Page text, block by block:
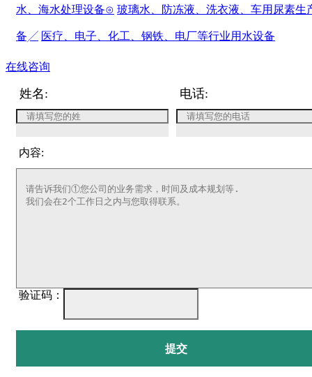
水、海水处理设备⊙ 玻璃水、防冻液、洗衣液、车用尿素生
备╱ 医疗、电子、化工、钢铁、电厂等行业用水设备
在线咨询
姓名: 电话:
内容:
验证码：
提交